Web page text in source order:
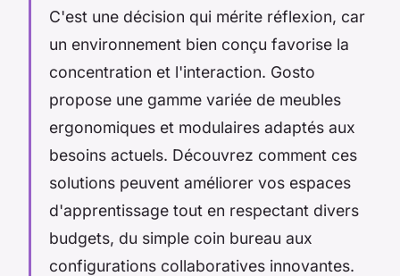
C'est une décision qui mérite réflexion, car
un environnement bien conçu favorise la
concentration et l'interaction. Gosto
propose une gamme variée de meubles
ergonomiques et modulaires adaptés aux
besoins actuels. Découvrez comment ces
solutions peuvent améliorer vos espaces
d'apprentissage tout en respectant divers
budgets, du simple coin bureau aux
configurations collaboratives innovantes.